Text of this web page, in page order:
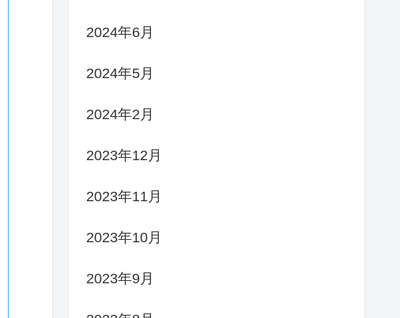
2024年6月
2024年5月
2024年2月
2023年12月
2023年11月
2023年10月
2023年9月